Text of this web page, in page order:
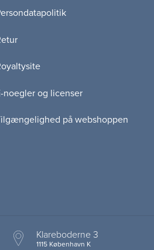
noegler og licenser
på webshoppen
Klareboderne 3
1115 København K